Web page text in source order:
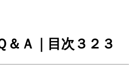
＆Ａ｜目次３２３